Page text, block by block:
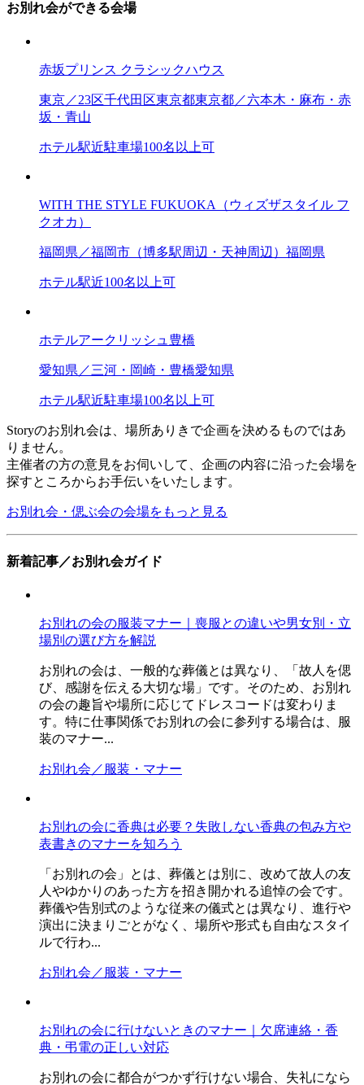
お別れ会ができる会場
赤坂プリンス クラシックハウス
東京／23区千代田区東京都東京都／六本木・麻布・赤
坂・青山
ホテル駅近駐車場100名以上可
WITH THE STYLE FUKUOKA（ウィズザスタイル フ
クオカ）
福岡県／福岡市（博多駅周辺・天神周辺） 福岡県
ホテル駅近100名以上可
ホテルアークリッシュ豊橋
愛知県／三河・岡崎・豊橋愛知県
ホテル駅近駐車場100名以上可
Storyのお別れ会は、場所ありきで企画を決めるものではあ
りません。
主催者の方の意見をお伺いして、企画の内容に沿った会場を
探すところからお手伝いをいたします。
お別れ会・偲ぶ会の会場をもっと見る
新着記事／お別れ会ガイド
お別れの会の服装マナー｜喪服との違いや男女別・立
場別の選び方を解説
お別れの会は、一般的な葬儀とは異なり、「故人を偲
び、感謝を伝える大切な場」です。そのため、お別れ
の会の趣旨や場所に応じてドレスコードは変わりま
す。特に仕事関係でお別れの会に参列する場合は、服
装のマナー...
お別れ会／服装・マナー
お別れの会に香典は必要？失敗しない香典の包み方や
表書きのマナーを知ろう
「お別れの会」とは、葬儀とは別に、改めて故人の友
人やゆかりのあった方を招き開かれる追悼の会です。
葬儀や告別式のような従来の儀式とは異なり、進行や
演出に決まりごとがなく、場所や形式も自由なスタイ
ルで行わ...
お別れ会／服装・マナー
お別れの会に行けないときのマナー｜欠席連絡・香
典・弔電の正しい対応
お別れの会に都合がつかず行けない場合、失礼になら